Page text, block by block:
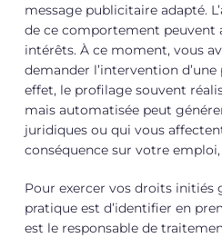
message publicitaire adapté.
de ce comportement peuvent
intérêts. À ce moment, vous
demander l’intervention
effet, le profilage souvent
mais automatisée peut
juridiques ou qui vous
conséquence sur votre
Pour exercer vos droits initiés
pratique est d’identifier en
est le responsable de